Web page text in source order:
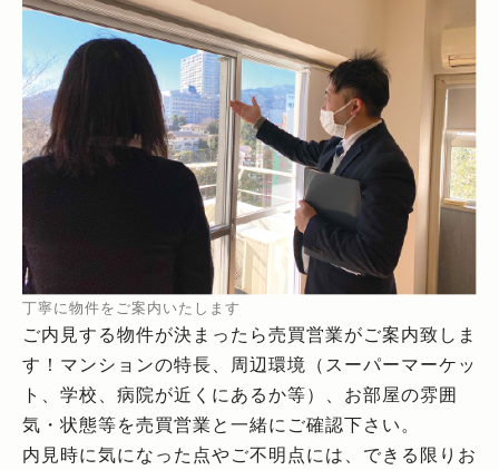
丁寧に物件をご案内いたします
ご内見する物件が決まったら売買営業がご案内致しま
す！マンションの特長、周辺環境（スーパーマーケッ
ト、学校、病院が近くにあるか等）、お部屋の雰囲
気・状態等を売買営業と一緒にご確認下さい。
内見時に気になった点やご不明点には、できる限りお